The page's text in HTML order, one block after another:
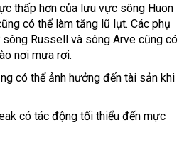
thấp hơn của lưu vực sông Huon
có thể làm tăng lũ lụt. Các phụ
Russell và sông Arve cũng có
nơi mưa rơi.
có thể ảnh hưởng đến tài sản khi
có tác động tối thiểu đến mực